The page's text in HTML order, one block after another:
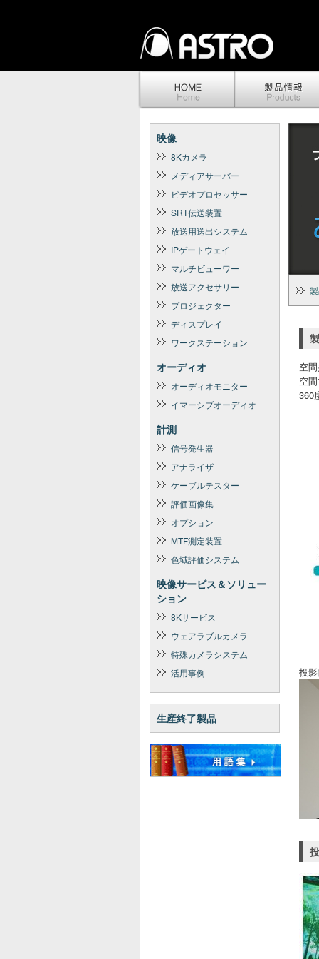
空
空
360
投
映像
8Kカメラ
メディアサーバー
ビデオプロセッサー
SRT伝送装置
放送用送出システム
IPゲートウェイ
マルチビューワー
放送アクセサリー
プロジェクター
ディスプレイ
ワークステーション
オーディオ
オーディオモニター
イマーシブオーディオ
計測
信号発生器
アナライザ
ケーブルテスター
評価画像集
オプション
MTF測定装置
色域評価システム
映像サービス＆ソリュー
ション
8Kサービス
ウェアラブルカメラ
特殊カメラシステム
活用事例
生産終了製品